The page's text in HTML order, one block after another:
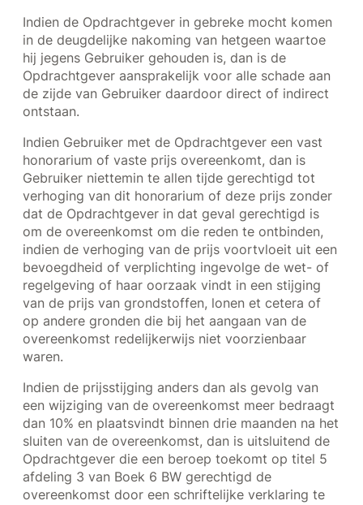
Indien de Opdrachtgever in gebreke mocht komen
in de deugdelijke nakoming van hetgeen waartoe
hij jegens Gebruiker gehouden is, dan is de
Opdrachtgever aansprakelijk voor alle schade aan
de zijde van Gebruiker daardoor direct of indirect
ontstaan.
Indien Gebruiker met de Opdrachtgever een vast
honorarium of vaste prijs overeenkomt, dan is
Gebruiker niettemin te allen tijde gerechtigd tot
verhoging van dit honorarium of deze prijs zonder
dat de Opdrachtgever in dat geval gerechtigd is
om de overeenkomst om die reden te ontbinden,
indien de verhoging van de prijs voortvloeit uit een
bevoegdheid of verplichting ingevolge de wet- of
regelgeving of haar oorzaak vindt in een stijging
van de prijs van grondstoffen, lonen et cetera of
op andere gronden die bij het aangaan van de
overeenkomst redelijkerwijs niet voorzienbaar
waren.
Indien de prijsstijging anders dan als gevolg van
een wijziging van de overeenkomst meer bedraagt
dan 10% en plaatsvindt binnen drie maanden na het
sluiten van de overeenkomst, dan is uitsluitend de
Opdrachtgever die een beroep toekomt op titel 5
afdeling 3 van Boek 6 BW gerechtigd de
overeenkomst door een schriftelijke verklaring te